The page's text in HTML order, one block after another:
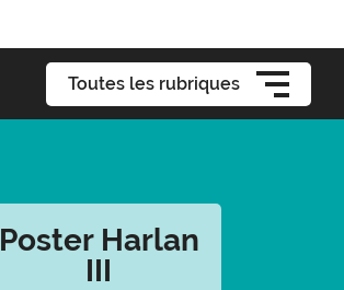
Toutes les rubriques
Poster Harlan
III